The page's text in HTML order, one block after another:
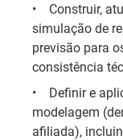
•
Construir,
simulação de
previsão para
consistência
•
Definir e
modelagem
afiliada),